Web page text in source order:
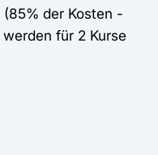
der Kosten -
für 2 Kurse